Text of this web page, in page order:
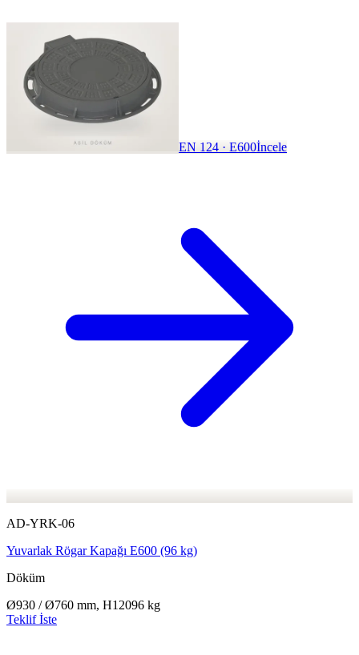
EN 124 · E600İncele
AD-YRK-06
Yuvarlak Rögar Kapağı E600 (96 kg)
Döküm
Ø930 / Ø760 mm, H12096 kg
Teklif İste